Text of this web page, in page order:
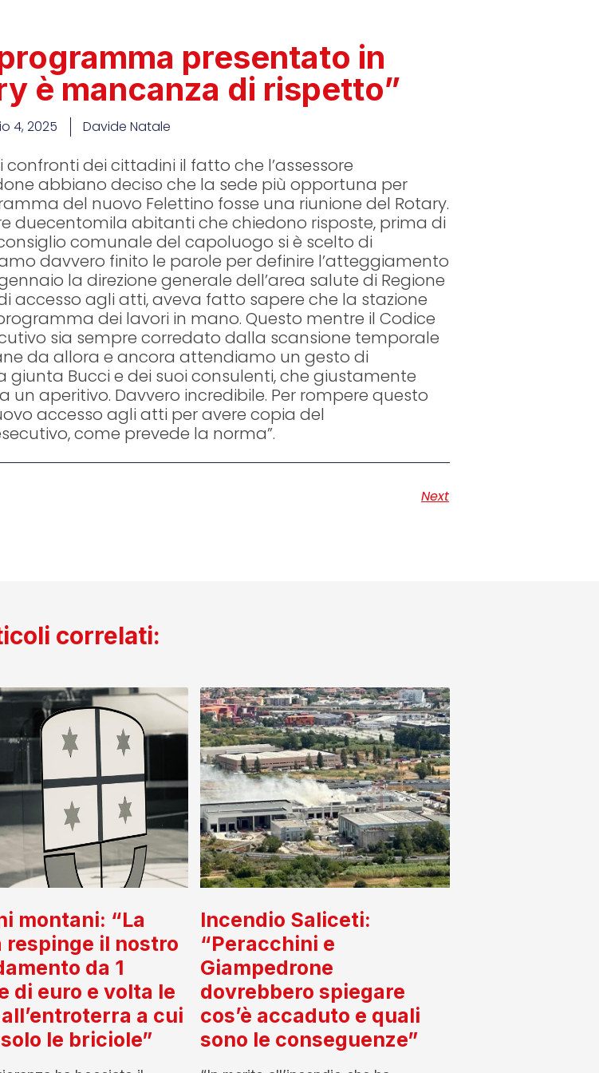
presentato in
è mancanza di rispetto”
4, 2025 Davide Natale
confronti dei cittadini il fatto che l’assessore
abbiano deciso che la sede più opportuna per
del nuovo Felettino fosse una riunione del Rotary.
duecentomila abitanti che chiedono risposte, prima di
comunale del capoluogo si è scelto di
davvero finito le parole per definire l’atteggiamento
la direzione generale dell’area salute di Regione
accesso agli atti, aveva fatto sapere che la stazione
dei lavori in mano. Questo mentre il Codice
sia sempre corredato dalla scansione temporale
da allora e ancora attendiamo un gesto di
Bucci e dei suoi consulenti, che giustamente
aperitivo. Davvero incredibile. Per rompere questo
accesso agli atti per avere copia del
come prevede la norma”.
Next
correlati:
montani: “La
respinge il nostro
da 1
di euro e volta le
a cui
le briciole”
Incendio Saliceti:
“Peracchini e
Giampedrone
dovrebbero spiegare
cos’è accaduto e quali
sono le conseguenze”